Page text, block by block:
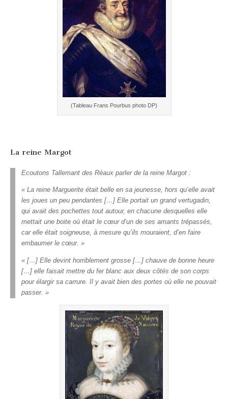
(Tableau Frans Pourbus photo DP)
La reine Margot
Ecoutons Tallemant des Réaux parler de la reine Margot :
« La reine Marguerite était belle en sa jeunesse, hors qu’elle avait
les joues un peu pendantes […] Elle portait un grand vertugadin,
qui avait des pochettes tout autour, en chacune desquelles elle
mettait une boite où était le cœur d’un de ses amants trépassés,
car elle était soigneuse, à mesure qu’ils mouraient, d’en faire
embaumer le cœur. »
« […] Elle devint horriblement grosse […] chauve de bonne heure
[…] elle faisait mettre du fer blanc aux deux côtés de son corps
pour élargir sa carrure. Il y avait bien des portes où elle ne pouvait
passer. »